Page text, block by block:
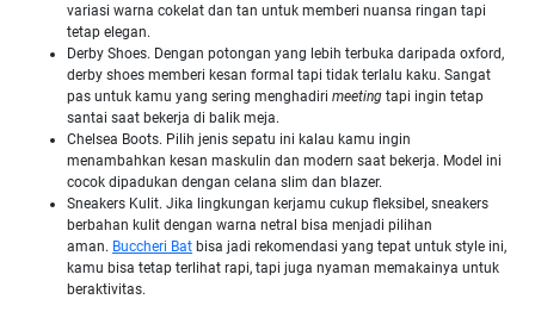
variasi warna cokelat dan tan untuk memberi nuansa ringan tapi
tetap elegan.
Derby Shoes. Dengan potongan yang lebih terbuka daripada oxford,
derby shoes memberi kesan formal tapi tidak terlalu kaku. Sangat
pas untuk kamu yang sering menghadiri meeting tapi ingin tetap
santai saat bekerja di balik meja.
Chelsea Boots. Pilih jenis sepatu ini kalau kamu ingin
menambahkan kesan maskulin dan modern saat bekerja. Model ini
cocok dipadukan dengan celana slim dan blazer.
Sneakers Kulit. Jika lingkungan kerjamu cukup fleksibel, sneakers
berbahan kulit dengan warna netral bisa menjadi pilihan
aman. Buccheri Bat bisa jadi rekomendasi yang tepat untuk style ini,
kamu bisa tetap terlihat rapi, tapi juga nyaman memakainya untuk
beraktivitas.